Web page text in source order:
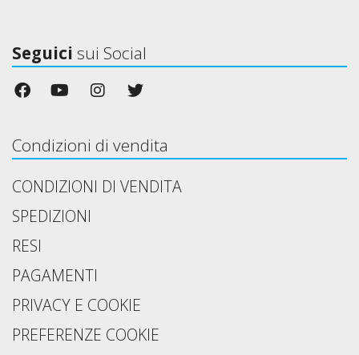
Seguici sui Social
Condizioni di vendita
CONDIZIONI DI VENDITA
SPEDIZIONI
RESI
PAGAMENTI
PRIVACY E COOKIE
PREFERENZE COOKIE